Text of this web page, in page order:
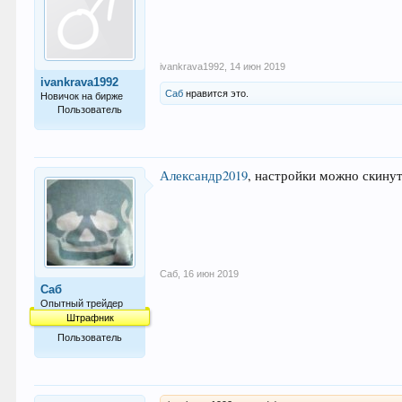
ivankrava1992
Новичок на бирже
Пользователь
ivankrava1992 14 июн 2019
Саб нравится это.
Саб
Опытный трейдер
Штрафник
Пользователь
Александр2019, настройки можно
Саб 16 июн 2019